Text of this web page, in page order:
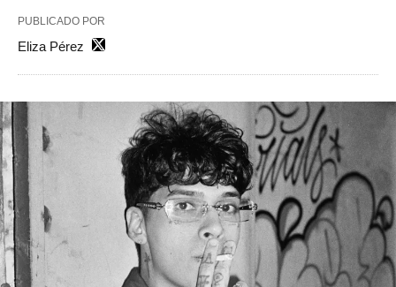
PUBLICADO POR
Eliza Pérez